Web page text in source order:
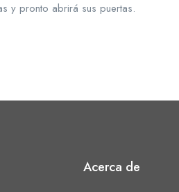
y pronto abrirá sus puertas.
Acerca de